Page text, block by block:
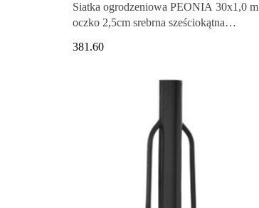
Siatka ogrodzeniowa PEONIA 30x1,0 m
oczko 2,5cm srebrna sześciokątna
381.60